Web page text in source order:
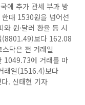
에 추가 관세 부과 방
한때 1530원을 넘어선
원·달러 환율 등 시
(8801.49)보다 162.08
닥은 전 거래일
1049.73에 거래를 마
래일(1516.4)보다
. 신태현 기자